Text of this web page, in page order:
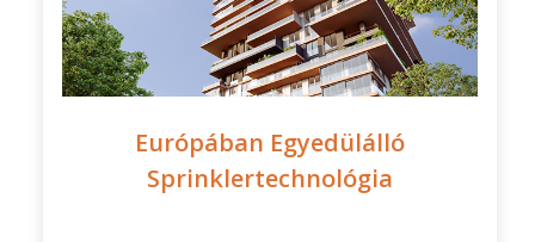
Európában Egyedülálló
Sprinklertechnológia